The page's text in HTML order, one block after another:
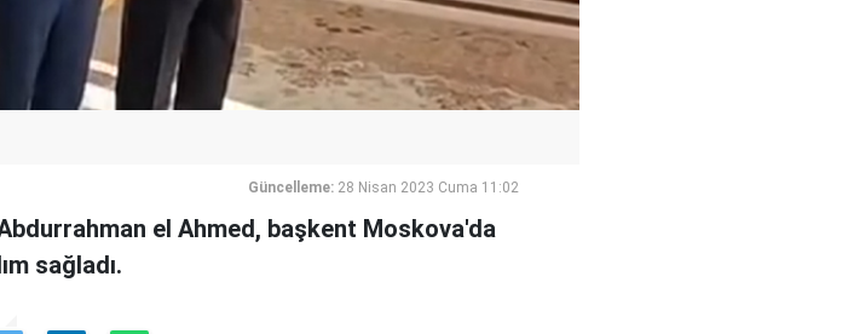
Güncelleme: 28 Nisan 2023 Cuma 11:02
el Ahmed, başkent Moskova'da
sağladı.